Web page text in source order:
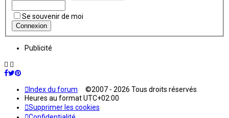
Se souvenir de moi
Publicité
Index du forum ©2007 - 2026 Tous droits réservés
Heures au formatUTC+02:00
Supprimer les cookies